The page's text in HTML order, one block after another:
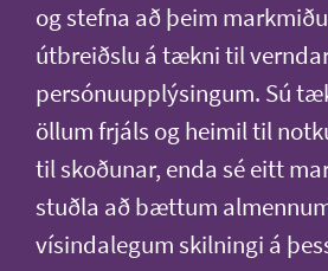
og stefna að þeim
útbreiðslu á tækni til
persónuupplýsingum. Sú
öllum frjáls og heimil til
til skoðunar, enda sé eitt
stuðla að bættum
vísindalegum skilningi á